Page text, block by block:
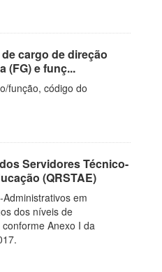
cargo de direção
(FG) e funç...
função, código do
Servidores Técnico-
(QRSTAE)
em
dos níveis de
conforme Anexo I da